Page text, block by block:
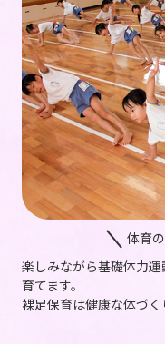
体育
楽しみながら基礎体力
育てます。
裸足保育は健康な体づく